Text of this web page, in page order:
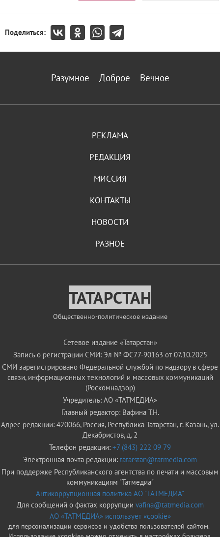
Поделиться:
Разумное Доброе Вечное
РЕКЛАМА
РЕДАКЦИЯ
МИССИЯ
КОНТАКТЫ
НОВОСТИ
РАЗНОЕ
ТАТАРСТАН
Общественно-политическое издание
Сетевое издание «Татарстан»
Запись о регистрации СМИ: Эл № ФС77-90163 от 07.10.2025
СМИ зарегистрировано Федеральной службой по надзору в сфере
связи, информационных технологий и массовых коммуникаций
(Роскомнадзор)
Учредитель: АО «ТАТМЕДИА»
Главный редактор: Вафина Т.Н.
Адрес редакции: 420066, Россия, Республика Татарстан, г. Казань, ул.
Декабристов, д. 2
Телефон редакции: +7 (843) 222 09 79
Электронная почта редакции: tatarstan@tatmedia.com
При поддержке Республиканского агентства по печати и массовым
коммуникациям "Татмедиа"
Антикоррупционная политика АО "ТАТМЕДИА"
Для сообщений о фактах коррупции vafina@tatmedia.com
АО «ТАТМЕДИА» использует «cookie»
для персонализации сервисов и удобства пользователей сайтом.